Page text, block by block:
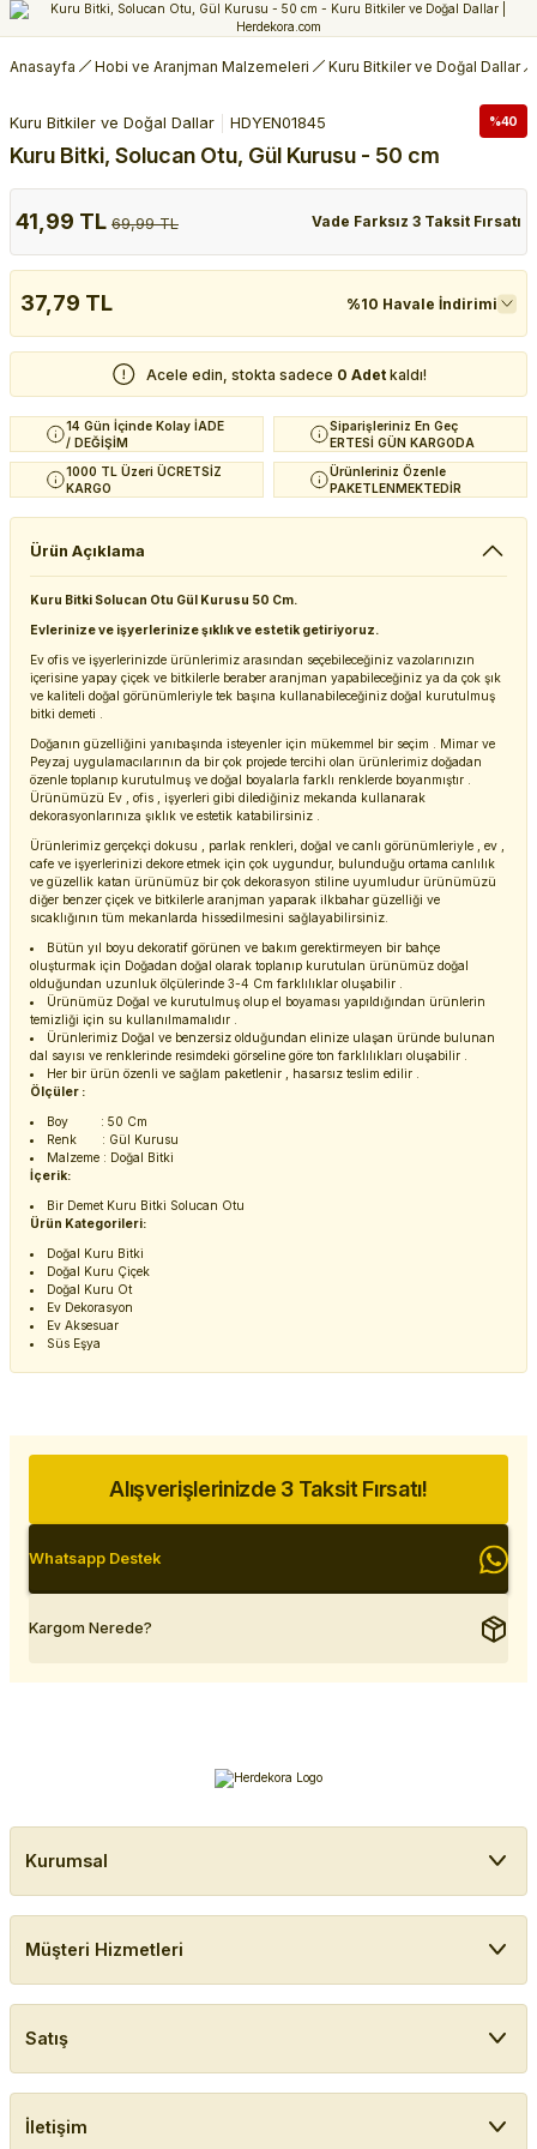
Anasayfa Hobi ve Aranjman Malzemeleri Kuru Bitkiler ve Doğal Dallar
%40
Kuru Bitkiler ve Doğal Dallar HDYEN01845
Kuru Bitki, Solucan Otu, Gül Kurusu - 50 cm
41,99 TL 69,99 TL Vade Farksız 3 Taksit Fırsatı
37,79 TL %10 Havale İndirimi
Acele edin, stokta sadece 0 Adet kaldı!
14 Gün İçinde Kolay İADE
/ DEĞİŞİM
Siparişleriniz En Geç
ERTESİ GÜN KARGODA
1000 TL Üzeri ÜCRETSİZ
KARGO
Ürünleriniz Özenle
PAKETLENMEKTEDİR
Ürün Açıklama
Kuru Bitki Solucan Otu Gül Kurusu 50 Cm.
Evlerinize ve işyerlerinize şıklık ve estetik getiriyoruz.
Ev ofis ve işyerlerinizde ürünlerimiz arasından seçebileceğiniz vazolarınızın
içerisine yapay çiçek ve bitkilerle beraber aranjman yapabileceğiniz ya da çok şık
ve kaliteli doğal görünümleriyle tek başına kullanabileceğiniz doğal kurutulmuş
bitki demeti .
Doğanın güzelliğini yanıbaşında isteyenler için mükemmel bir seçim . Mimar ve
Peyzaj uygulamacılarının da bir çok projede tercihi olan ürünlerimiz doğadan
özenle toplanıp kurutulmuş ve doğal boyalarla farklı renklerde boyanmıştır .
Ürünümüzü Ev , ofis , işyerleri gibi dilediğiniz mekanda kullanarak
dekorasyonlarınıza şıklık ve estetik katabilirsiniz .
Ürünlerimiz gerçekçi dokusu , parlak renkleri, doğal ve canlı görünümleriyle , ev ,
cafe ve işyerlerinizi dekore etmek için çok uygundur, bulunduğu ortama canlılık
ve güzellik katan ürünümüz bir çok dekorasyon stiline uyumludur ürünümüzü
diğer benzer çiçek ve bitkilerle aranjman yaparak ilkbahar güzelliği ve
sıcaklığının tüm mekanlarda hissedilmesini sağlayabilirsiniz.
Bütün yıl boyu dekoratif görünen ve bakım gerektirmeyen bir bahçe
oluşturmak için Doğadan doğal olarak toplanıp kurutulan ürünümüz doğal
olduğundan uzunluk ölçülerinde 3-4 Cm farklılıklar oluşabilir .
Ürünümüz Doğal ve kurutulmuş olup el boyaması yapıldığından ürünlerin
temizliği için su kullanılmamalıdır .
Ürünlerimiz Doğal ve benzersiz olduğundan elinize ulaşan üründe bulunan
dal sayısı ve renklerinde resimdeki görseline göre ton farklılıkları oluşabilir .
Her bir ürün özenli ve sağlam paketlenir , hasarsız teslim edilir .
Ölçüler :
Boy : 50 Cm
Renk : Gül Kurusu
Malzeme : Doğal Bitki
İçerik:
Bir Demet Kuru Bitki Solucan Otu
Ürün Kategorileri:
Doğal Kuru Bitki
Doğal Kuru Çiçek
Doğal Kuru Ot
Ev Dekorasyon
Ev Aksesuar
Süs Eşya
Alışverişlerinizde 3 Taksit Fırsatı!
Whatsapp Destek
Kargom Nerede?
Kurumsal
Müşteri Hizmetleri
Satış
İletişim